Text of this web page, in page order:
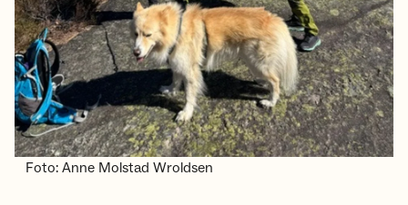
Foto: Anne Molstad Wroldsen